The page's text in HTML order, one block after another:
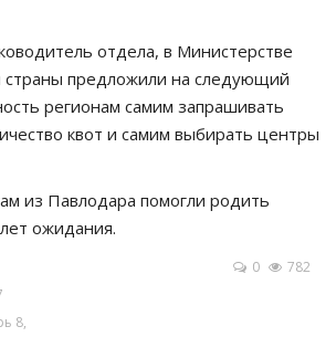
отдела, в Министерстве
страны предложили на следующий
регионам самим запрашивать
квот и самим выбирать центры
из Павлодара помогли родить
ожидания.
8,
0 782